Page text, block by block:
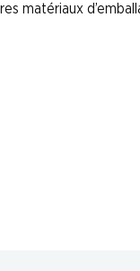
matériaux